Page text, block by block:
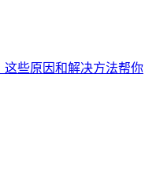
这些原因和解决方法帮你